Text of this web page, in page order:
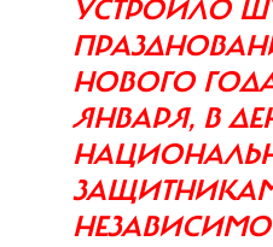
УСТРОИЛО
НОВОГО
ЯНВАРЯ, В